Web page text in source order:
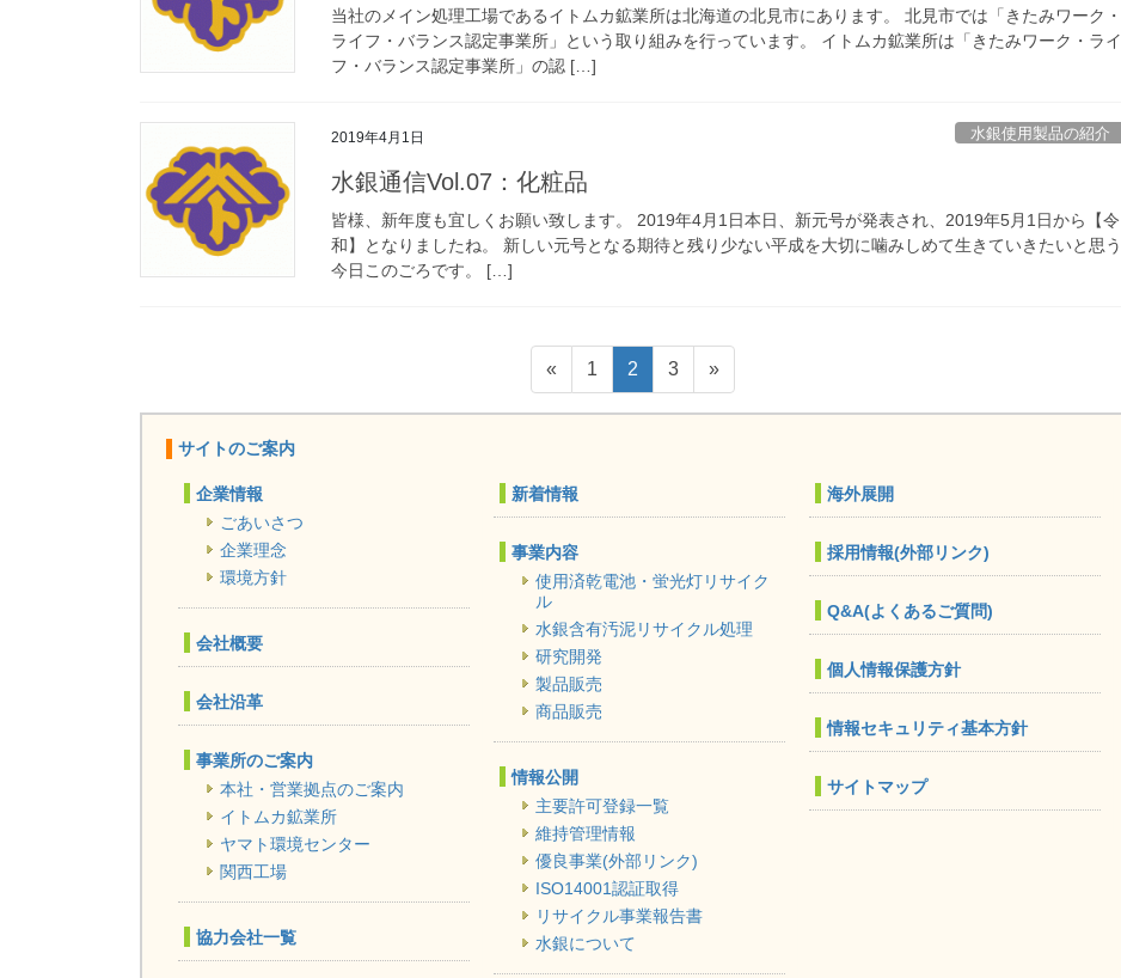
当社のメイン処理工場であるイトムカ鉱業所は北海道の北見市にあります。 北見市では「きたみワーク・
ライフ・バランス認定事業所」という取り組みを行っています。 イトムカ鉱業所は「きたみワーク・ライ
フ・バランス認定事業所」の認 […]
2019年4月1日 水銀使用製品の紹介
水銀通信Vol.07：化粧品
皆様、新年度も宜しくお願い致します。 2019年4月1日本日、新元号が発表され、2019年5月1日から【令
和】となりましたね。 新しい元号となる期待と残り少ない平成を大切に噛みしめて生きていきたいと思う
今日このごろです。 […]
の
ペ
«
固
定
1
固
定
2
固
定
3 »
サイトのご案内
企業情報
ごあいさつ
企業理念
環境方針
会社概要
会社沿革
事業所のご案内
本社・営業拠点のご案内
イトムカ鉱業所
ヤマト環境センター
関西工場
協力会社一覧
新着情報
事業内容
使用済乾電池・蛍光灯リサイク
ル
水銀含有汚泥リサイクル処理
研究開発
製品販売
商品販売
情報公開
主要許可登録一覧
維持管理情報
優良事業(外部リンク)
ISO14001認証取得
リサイクル事業報告書
水銀について
海外展開
採用情報(外部リンク)
Q&A(よくあるご質問)
個人情報保護方針
情報セキュリティ基本方針
サイトマップ